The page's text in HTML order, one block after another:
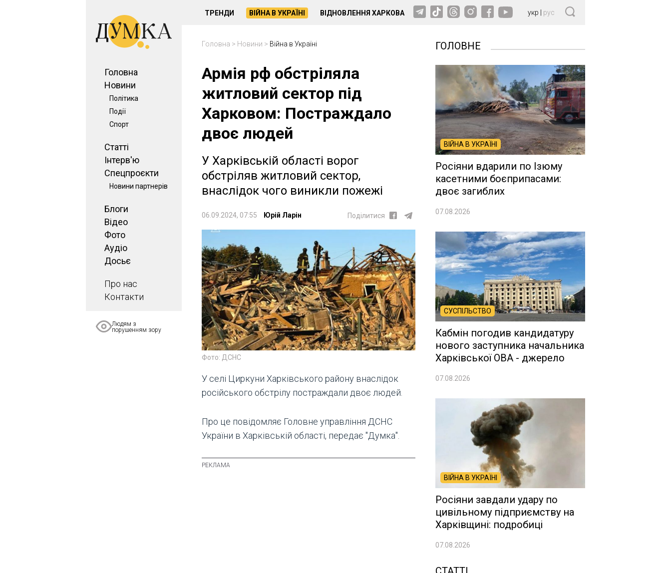
Головна
Новини
Політика
Події
Спорт
Статті
Інтерв'ю
Спецпроєкти
Новини партнерів
Блоги
Відео
Фото
Аудіо
Досьє
Про нас
Контакти
Людям з
порушенням зору
ТРЕНДИ ВІЙНА В УКРАЇНІ ВІДНОВЛЕННЯ ХАРКОВА укр рус
Головна > Новини > Війна в Україні
Армія рф обстріляла
житловий сектор під
Харковом: Постраждало
двоє людей
У Харківській області ворог
обстріляв житловий сектор,
внаслідок чого виникли пожежі
06.09.2024, 07:55 Юрій Ларін Поділитися
Фото: ДСНС
У селі Циркуни Харківського району внаслідок
російського обстрілу постраждали двоє людей.
Про це повідомляє Головне управління ДСНС
України в Харківській області, передає "Думка".
ГОЛОВНЕ
ВІЙНА В УКРАЇНІ
Росіяни вдарили по Ізюму
касетними боєприпасами:
двоє загиблих
07.08.2026
СУСПІЛЬСТВО
Кабмін погодив кандидатуру
нового заступника начальника
Харківської ОВА - джерело
07.08.2026
ВІЙНА В УКРАЇНІ
Росіяни завдали удару по
цивільному підприємству на
Харківщині: подробиці
07.08.2026